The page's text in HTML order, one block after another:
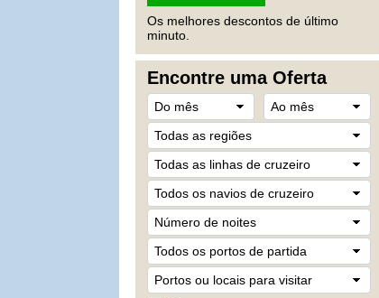
Os melhores descontos de último
minuto.
Encontre uma Oferta